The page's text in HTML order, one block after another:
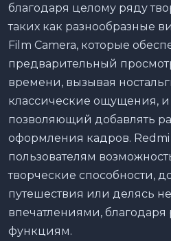
благодаря целому ряду
таких как разнообразные
Film Camera, которые
предварительный
времени, вызывая
классические ощущения, и
позволяющий добавлять
оформления кадров. Redmi
пользователям
творческие способности,
путешествия или делясь
впечатлениями,
функциям.